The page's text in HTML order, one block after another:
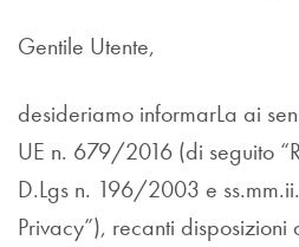
Gentile Utente,
desideriamo informarLa ai
UE n. 679/2016 (di seguito
D.Lgs n. 196/2003 e
Privacy”), recanti